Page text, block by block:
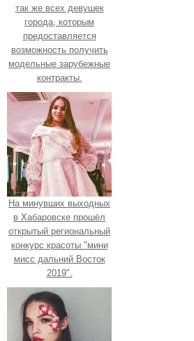
так же всех девушек
города, которым
предоставляется
возможность получить
модельные зарубежные
контракты.
На минувших выходных
в Хабаровске прошёл
открытый региональный
конкурс красоты "мини
мисс дальний Восток
2019".